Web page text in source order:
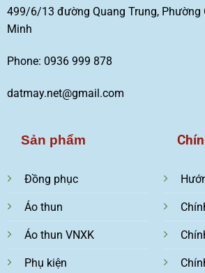
499/6/13 đường Quang Trung, Phường
Minh
Phone: 0936 999 878
datmay.net@gmail.com
Sản phẩm
Đồng phục
Áo thun
Áo thun VNXK
Phụ kiện